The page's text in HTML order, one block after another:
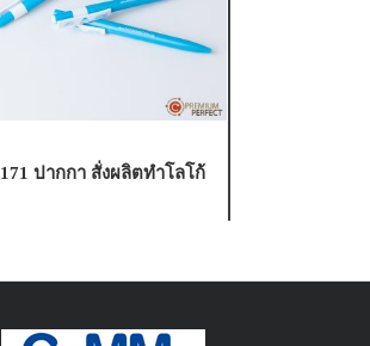
171 ปากกา สั่งผลิตทำโลโก้